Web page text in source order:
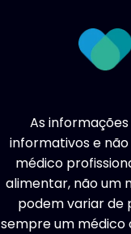
As
informativos e
médico
alimentar, não um
podem variar de
sempre um médico